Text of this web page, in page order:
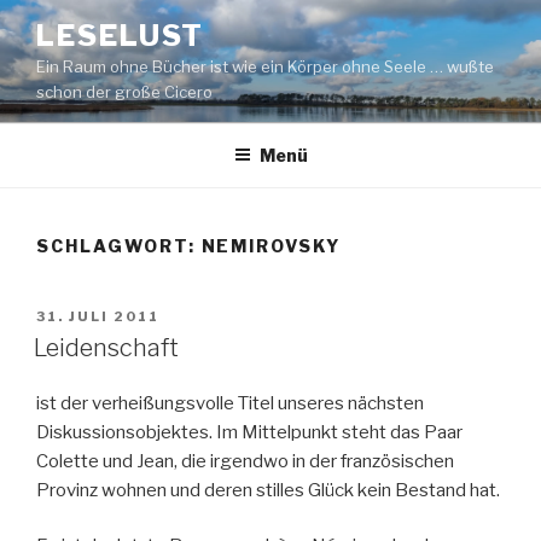
Zum
Inhalt
springen
LESELUST
Ein Raum ohne Bücher ist wie ein Körper ohne Seele … wußte
schon der große Cicero
Menü
SCHLAGWORT: NEMIROVSKY
VERÖFFENTLICHT
AM
31. JULI 2011
Leidenschaft
ist der verheißungsvolle Titel unseres nächsten
Diskussionsobjektes. Im Mittelpunkt steht das Paar
Colette und Jean, die irgendwo in der französischen
Provinz wohnen und deren stilles Glück kein Bestand hat.